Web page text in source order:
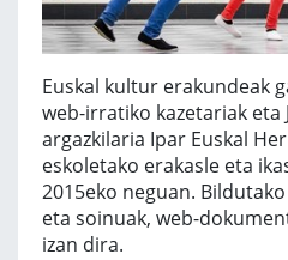
Euskal kultur erakundeak
web-irratiko kazetariak eta
argazkilaria Ipar Euskal
eskoletako erakasle eta
2015eko neguan.
eta soinuak, web-
izan dira.